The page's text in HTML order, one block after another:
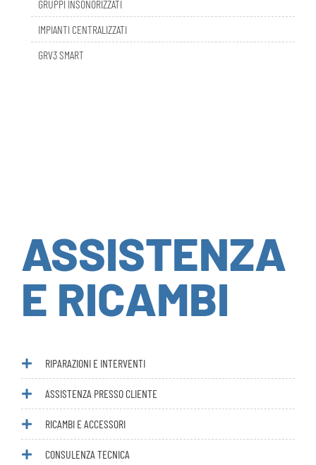
IMPIANTI CENTRALIZZATI
GRV3 SMART
ASSISTENZA
E RICAMBI
ASSISTENZA PRESSO CLIENTE
RICAMBI E ACCESSORI
CONSULENZA TECNICA